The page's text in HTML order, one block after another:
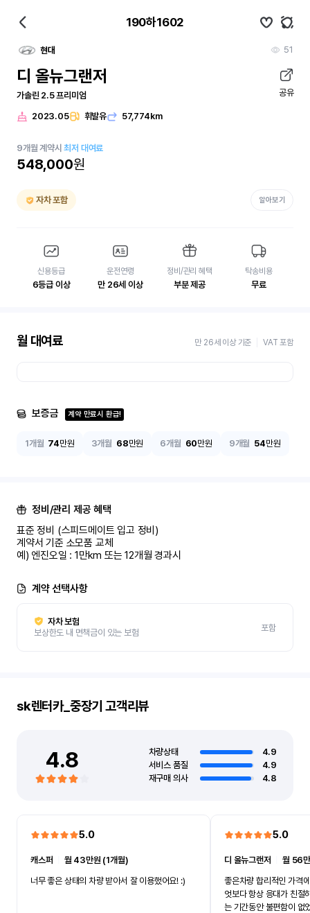
190하1602
현대 51
디 올뉴그랜저
가솔린 2.5 프리미엄 공유
2023.05 휘발유 57,774km
9개월 계약시최저 대여료
548,000원
자차 포함 알아보기
신용등급
6등급 이상
운전연령
만 26세 이상
정비/관리 혜택
부분 제공
탁송비용
무료
월 대여료 만 26세 이상 기준 VAT 포함
보증금 계약 만료시 환급!
1개월 74만원 3개월 68만원 6개월 60만원 9개월 54만원
정비/관리 제공 혜택
표준 정비 (스피드메이트 입고 정비)
계약서 기준 소모품 교체
예) 엔진오일 : 1만km 또는 12개월 경과시
계약 선택사항
자차 보험
보상한도 내 면책금이 있는 보험
포함
sk렌터카_중장기 고객리뷰
4.8 차량상태
4.9
서비스 품질
4.9
재구매 의사
4.8
5.0
캐스퍼
월 43만원 (1개월)
너무 좋은 상태의 차량 받아서 잘 이용했어요! :)
5.0
디 올뉴그랜저 ㅣ월 56
좋은차량 합리적인 가격
엇보다 항상 응대가 친절
는 기간동안 불편함이 없